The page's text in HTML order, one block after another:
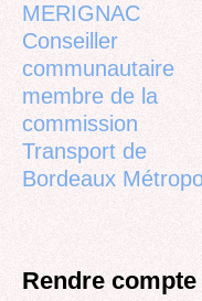
MERIGNAC
Conseiller
communautaire
membre de la
commission
Transport de
Bordeaux
Rendre compte